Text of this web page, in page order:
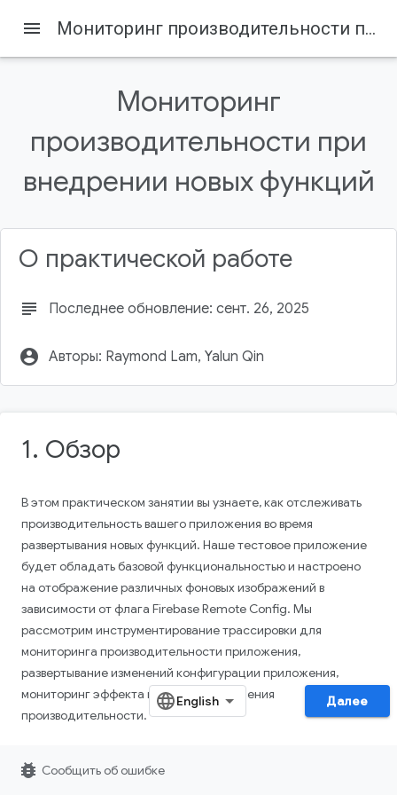
Firebase Firebase Codelabs
Содержание
Что вы узнаете
Предварительные требования
Скачать код
menu Мониторинг производительности при внедрении новых функций
Мониторинг
производительности при
внедрении новых функций
О практической работе
subject Последнее обновление: сент. 26, 2025
account_circle Авторы: Raymond Lam, Yalun Qin
1. Обзор
В этом практическом занятии вы узнаете, как отслеживать
производительность вашего приложения во время
развертывания новых функций. Наше тестовое приложение
будет обладать базовой функциональностью и настроено
на отображение различных фоновых изображений в
зависимости от флага Firebase Remote Config. Мы
рассмотрим инструментирование трассировки для
мониторинга производительности приложения,
развертывание изменений конфигурации приложения,
мониторинг эффекта и способы повышения
производительности.
Далее
bug_report Сообщить об ошибке